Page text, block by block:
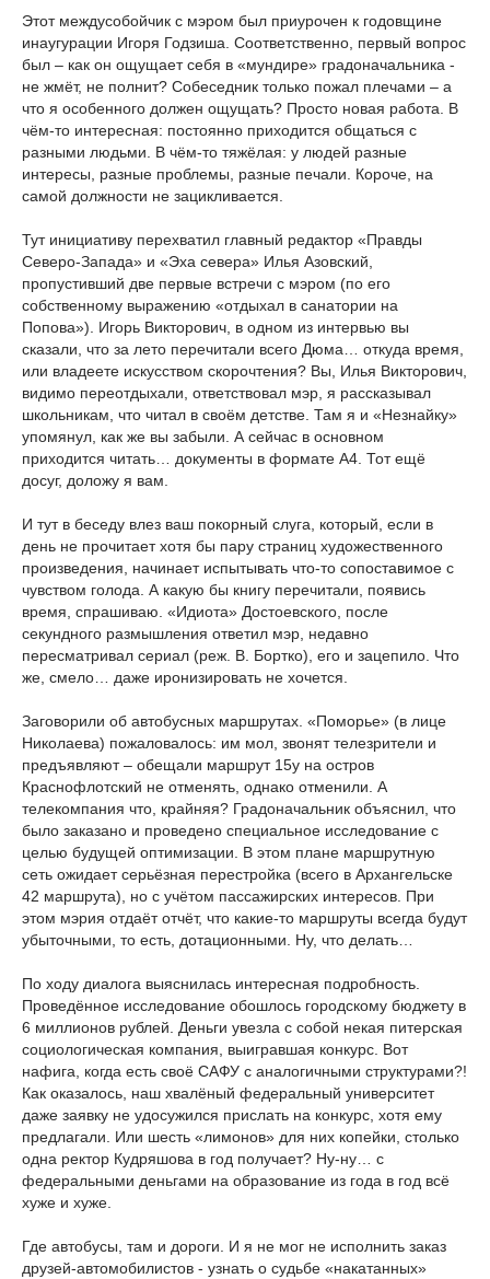
Этот междусобойчик с мэром был приурочен к годовщине
инаугурации Игоря Годзиша. Соответственно, первый вопрос
был – как он ощущает себя в «мундире» градоначальника -
не жмёт, не полнит? Собеседник только пожал плечами – а
что я особенного должен ощущать? Просто новая работа. В
чём-то интересная: постоянно приходится общаться с
разными людьми. В чём-то тяжёлая: у людей разные
интересы, разные проблемы, разные печали. Короче, на
самой должности не зацикливается.
Тут инициативу перехватил главный редактор «Правды
Северо-Запада» и «Эха севера» Илья Азовский,
пропустивший две первые встречи с мэром (по его
собственному выражению «отдыхал в санатории на
Попова»). Игорь Викторович, в одном из интервью вы
сказали, что за лето перечитали всего Дюма… откуда время,
или владеете искусством скорочтения? Вы, Илья Викторович,
видимо переотдыхали, ответствовал мэр, я рассказывал
школьникам, что читал в своём детстве. Там я и «Незнайку»
упомянул, как же вы забыли. А сейчас в основном
приходится читать… документы в формате А4. Тот ещё
досуг, доложу я вам.
И тут в беседу влез ваш покорный слуга, который, если в
день не прочитает хотя бы пару страниц художественного
произведения, начинает испытывать что-то сопоставимое с
чувством голода. А какую бы книгу перечитали, появись
время, спрашиваю. «Идиота» Достоевского, после
секундного размышления ответил мэр, недавно
пересматривал сериал (реж. В. Бортко), его и зацепило. Что
же, смело… даже иронизировать не хочется.
Заговорили об автобусных маршрутах. «Поморье» (в лице
Николаева) пожаловалось: им мол, звонят телезрители и
предъявляют – обещали маршрут 15у на остров
Краснофлотский не отменять, однако отменили. А
телекомпания что, крайняя? Градоначальник объяснил, что
было заказано и проведено специальное исследование с
целью будущей оптимизации. В этом плане маршрутную
сеть ожидает серьёзная перестройка (всего в Архангельске
42 маршрута), но с учётом пассажирских интересов. При
этом мэрия отдаёт отчёт, что какие-то маршруты всегда будут
убыточными, то есть, дотационными. Ну, что делать…
По ходу диалога выяснилась интересная подробность.
Проведённое исследование обошлось городскому бюджету в
6 миллионов рублей. Деньги увезла с собой некая питерская
социологическая компания, выигравшая конкурс. Вот
нафига, когда есть своё САФУ с аналогичными структурами?!
Как оказалось, наш хвалёный федеральный университет
даже заявку не удосужился прислать на конкурс, хотя ему
предлагали. Или шесть «лимонов» для них копейки, столько
одна ректор Кудряшова в год получает? Ну-ну… с
федеральными деньгами на образование из года в год всё
хуже и хуже.
Где автобусы, там и дороги. И я не мог не исполнить заказ
друзей-автомобилистов - узнать о судьбе «накатанных»